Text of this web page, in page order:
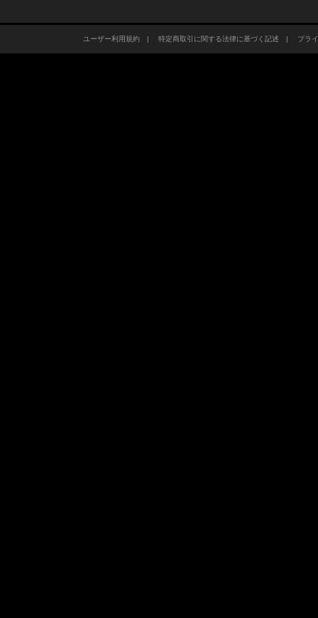
ユーザー利用規約| 特定商取引に関する法律に基づく記述 | プラ